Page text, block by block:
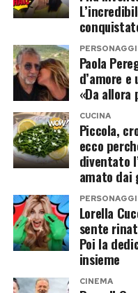
La coppia potrebbe
trasformando la
sentimentale oltre
anche l’ipotesi di un
sul tavolo continua a
semplice: un doppio
telecamere.
Chi è
compagno che
Alejandro Martinez
vera carta a
Imprenditore
Paola
d’amore
«Da allora
CUCINA
Piccola,
ecco
diventato
amato
Lorella
sente
Poi la
insieme
CINEMA